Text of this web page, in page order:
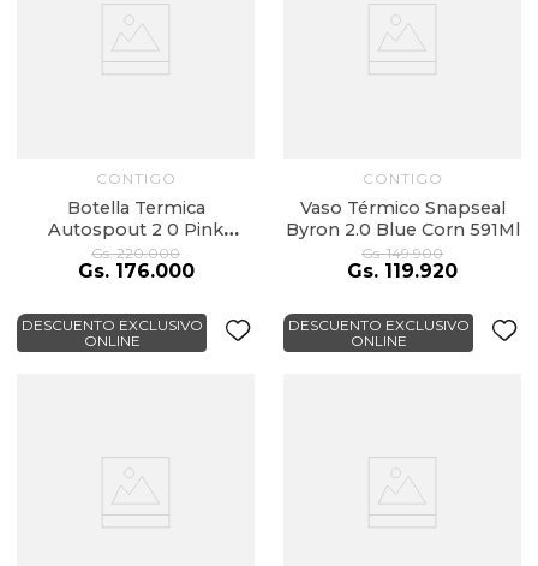
CONTIGO
Botella Termica
Autospout 2 0 Pink
Lemonade 709Ml
Gs. 220.000
Gs. 176.000
CONTIGO
Vaso Térmico Snapseal
Byron 2.0 Blue Corn 591Ml
Gs. 149.900
Gs. 119.920
DESCUENTO EXCLUSIVO
ONLINE
DESCUENTO EXCLUSIVO
ONLINE